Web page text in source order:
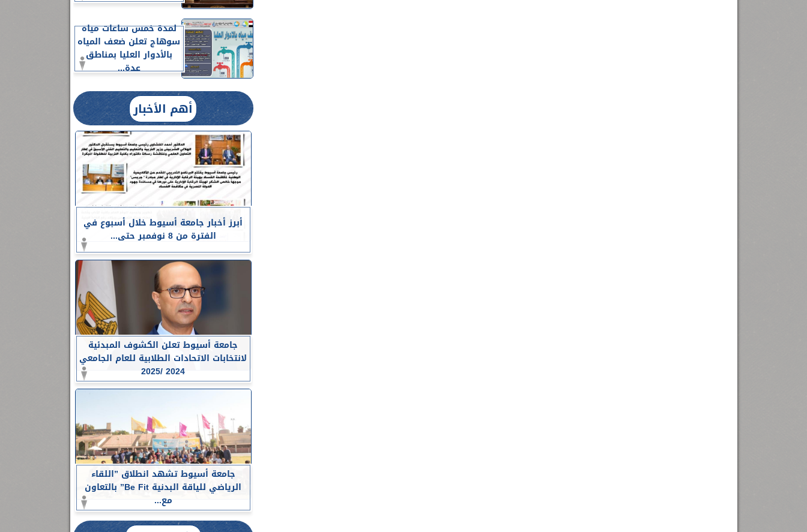
لمدة خمس ساعات مياه
سوهاج تعلن ضعف المياه
بالأدوار العليا بمناطق
عدة...
أهم الأخبار
أبرز أخبار جامعة أسيوط خلال أسبوع في
الفترة من 8 نوفمبر حتى...
جامعة أسيوط تعلن الكشوف المبدئية
لانتخابات الاتحادات الطلابية للعام الجامعي
2024 /2025
جامعة أسيوط تشهد انطلاق ”اللقاء
الرياضي للياقة البدنية Be Fit” بالتعاون
مع...